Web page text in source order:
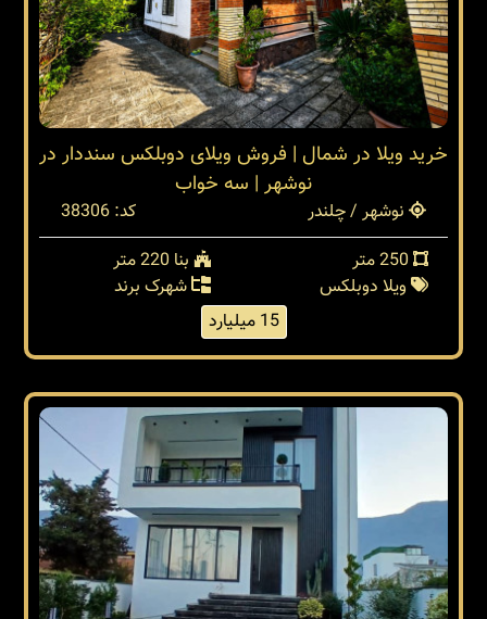
خرید ویلا در شمال | فروش ویلای دوبلکس سنددار در
نوشهر | سه خواب
نوشهر / چلندر
کد: 38306
بنا 220 متر
ویلا دوبلکس
شهرک برند
15 میلیارد